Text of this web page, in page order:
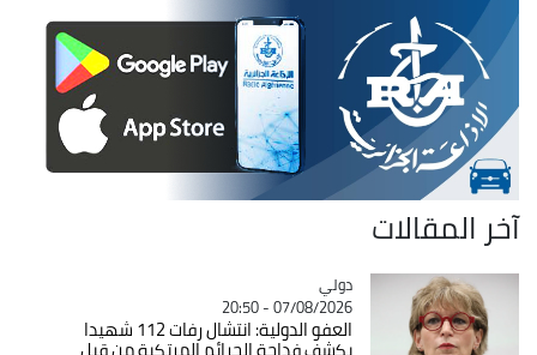
آخر المقالات
Catégorie
دولي
07/08/2026 - 20:50
العفو الدولية: انتشال رفات 112 شهيدا